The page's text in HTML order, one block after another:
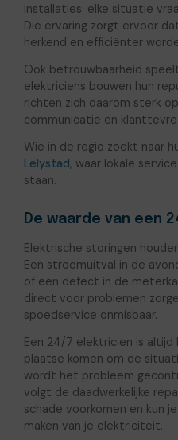
installaties: elke situatie
Die ervaring zorgt ervoor
herkend en efficiënter
Ook betrouwbaarheid
elektriciens bouwen hun
richten zich daarom sterk
communicatie en
Wie in de regio zoekt naar
Lelystad, waar lokale
staan.
De waarde van een
Elektrische storingen
Een stroomuitval in de
of een defect in de
direct voor problemen
spoedservice onmisbaar.
Een 24/7 elektricien is altijd
plaatse komen om de
wordt het probleem
volgt de daadwerkelijke
schade voorkomen en kun
maken van je elektriciteit.